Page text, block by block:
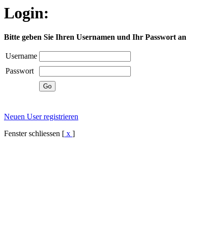
Login:
Bitte geben Sie Ihren Usernamen und Ihr Passwort an
Username
Passwort
Neuen User registrieren
Fenster schliessen [ x ]